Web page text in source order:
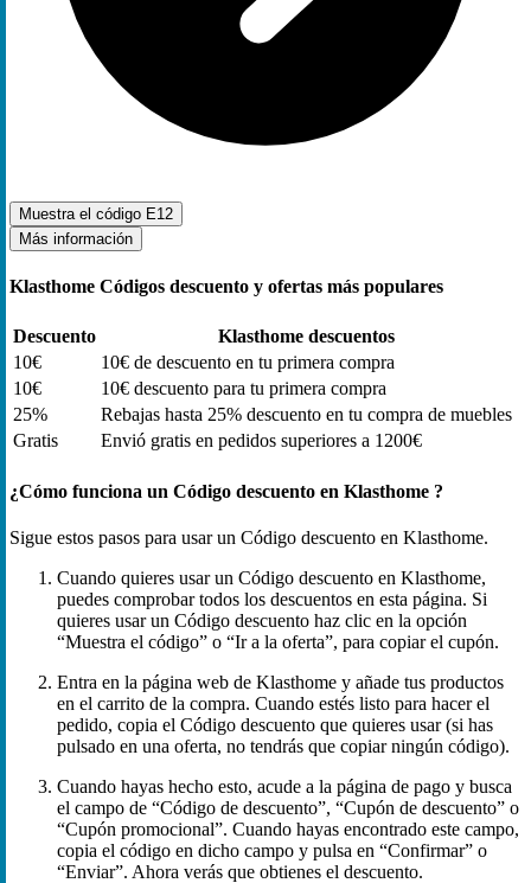
Muestra el código E12
Más información
Klasthome Códigos descuento y ofertas más populares
Descuento
Klasthome descuentos
10€
10€ de descuento en tu primera compra
10€
10€ descuento para tu primera compra
25%
Rebajas hasta 25% descuento en tu compra de muebles
Gratis
Envió gratis en pedidos superiores a 1200€
¿Cómo funciona un Código descuento en Klasthome ?
Sigue estos pasos para usar un Código descuento en Klasthome.
Cuando quieres usar un Código descuento en Klasthome,
puedes comprobar todos los descuentos en esta página. Si
quieres usar un Código descuento haz clic en la opción
“Muestra el código” o “Ir a la oferta”, para copiar el cupón.
Entra en la página web de Klasthome y añade tus productos
en el carrito de la compra. Cuando estés listo para hacer el
pedido, copia el Código descuento que quieres usar (si has
pulsado en una oferta, no tendrás que copiar ningún código).
Cuando hayas hecho esto, acude a la página de pago y busca
el campo de “Código de descuento”, “Cupón de descuento” o
“Cupón promocional”. Cuando hayas encontrado este campo,
copia el código en dicho campo y pulsa en “Confirmar” o
“Enviar”. Ahora verás que obtienes el descuento.